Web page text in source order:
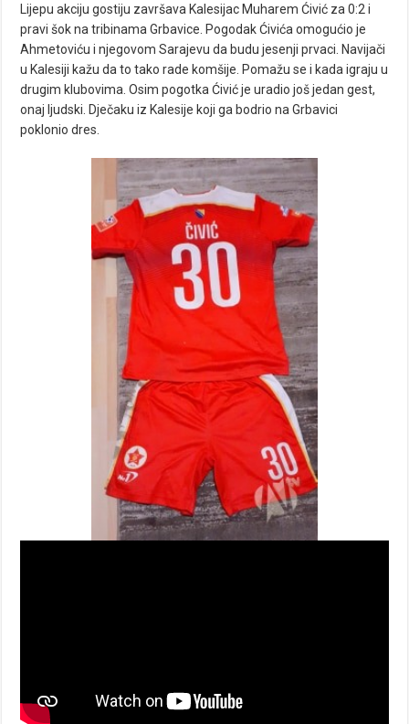
Lijepu akciju gostiju završava Kalesijac Muharem Ćivić za 0:2 i
pravi šok na tribinama Grbavice. Pogodak Ćivića omogućio je
Ahmetoviću i njegovom Sarajevu da budu jesenji prvaci. Navijači
u Kalesiji kažu da to tako rade komšije. Pomažu se i kada igraju u
drugim klubovima. Osim pogotka Ćivić je uradio još jedan gest,
onaj ljudski. Dječaku iz Kalesije koji ga bodrio na Grbavici
poklonio dres.